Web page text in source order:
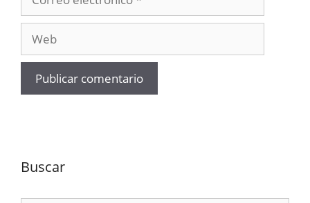
electrónico
Buscar